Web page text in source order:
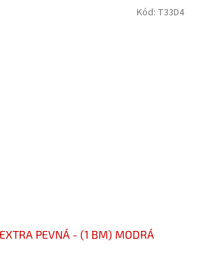
PEVNÁ - (1 BM) MODRÁ
Kód: T33D4